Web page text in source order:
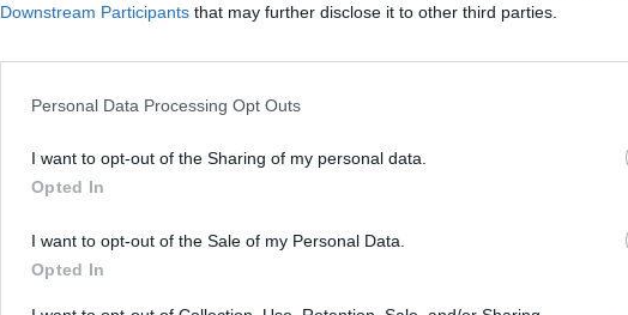
Downstream Participants that may further disclose it to other third parties.
Personal Data Processing Opt Outs
I want to opt-out of the Sharing of my personal data.
Opted In
I want to opt-out of the Sale of my Personal Data.
Opted In